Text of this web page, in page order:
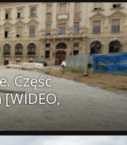
Część